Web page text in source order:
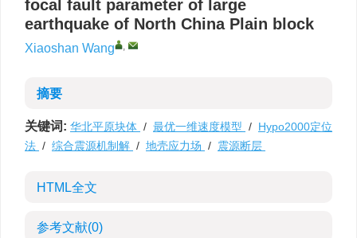
focal fault parameter of large
earthquake of North China Plain block
Xiaoshan Wang ,
摘要
关键词: 华北平原块体 / 最优一维速度模型 / Hypo2000定位
法 / 综合震源机制解 / 地壳应力场 / 震源断层
HTML全文
参考文献(0)